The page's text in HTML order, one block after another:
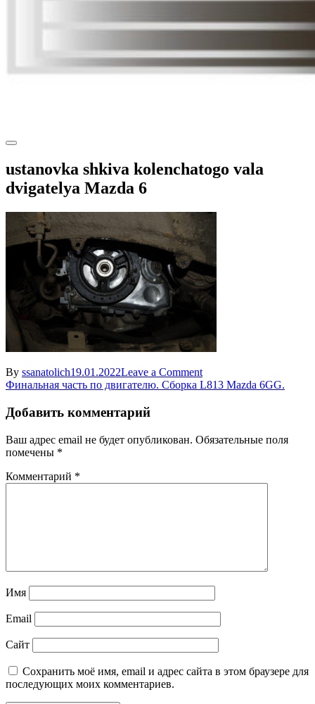
ustanovka shkiva kolenchatogo vala
dvigatelya Mazda 6
By ssanatolich19.01.2022Leave a Commenton
ustanovka
dvigatelya
Mazda
Навигация
по
записям
Финальная часть по двигателю. Сборка L813 Mazda 6GG.
Добавить комментарий
Ваш адрес email не будет опубликован. Обязательные поля
помечены *
Комментарий *
Имя
Email
Сайт
Сохранить моё имя, email и адрес сайта в этом браузере для
последующих моих комментариев.